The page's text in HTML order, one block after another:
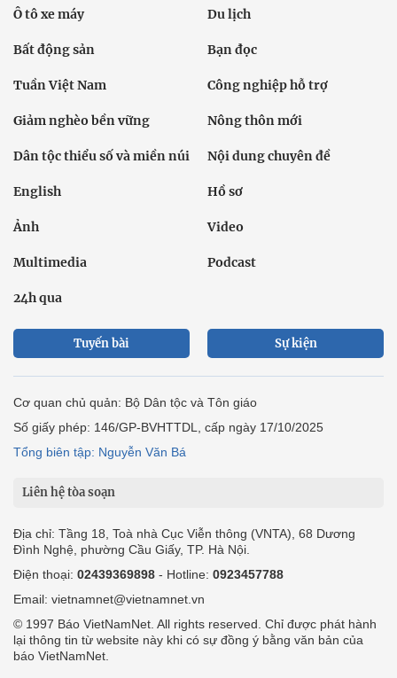
Ô tô xe máy Du lịch
Bất động sản Bạn đọc
Tuần Việt Nam Công nghiệp hỗ trợ
Giảm nghèo bền vững Nông thôn mới
Dân tộc thiểu số và miền núi Nội dung chuyên đề
English Hồ sơ
Ảnh Video
Multimedia Podcast
24h qua
Tuyến bài Sự kiện
Cơ quan chủ quản: Bộ Dân tộc và Tôn giáo
Số giấy phép: 146/GP-BVHTTDL, cấp ngày 17/10/2025
Tổng biên tập: Nguyễn Văn Bá
Liên hệ tòa soạn
Địa chỉ: Tầng 18, Toà nhà Cục Viễn thông (VNTA), 68 Dương
Đình Nghệ, phường Cầu Giấy, TP. Hà Nội.
Điện thoại: 02439369898 - Hotline: 0923457788
Email: vietnamnet@vietnamnet.vn
© 1997 Báo VietNamNet. All rights reserved. Chỉ được phát hành
lại thông tin từ website này khi có sự đồng ý bằng văn bản của
báo VietNamNet.